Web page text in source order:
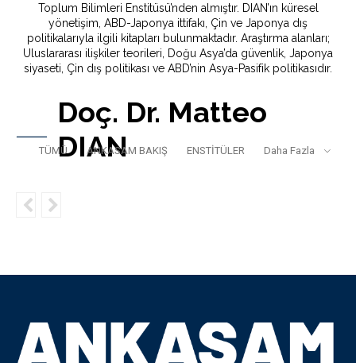
Toplum Bilimleri Enstitüsü’nden almıştır. DIAN’ın küresel
yönetişim, ABD-Japonya ittifakı, Çin ve Japonya dış
politikalarıyla ilgili kitapları bulunmaktadır. Araştırma alanları;
Uluslararası ilişkiler teorileri, Doğu Asya’da güvenlik, Japonya
siyaseti, Çin dış politikası ve ABD’nin Asya-Pasifik politikasıdır.
Doç. Dr. Matteo
DIAN
TÜMÜ ANKASAM BAKIŞ ENSTİTÜLER Daha Fazla